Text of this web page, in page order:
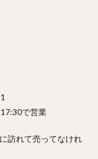
で営業
訪れて売ってなけれ